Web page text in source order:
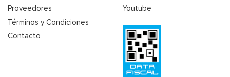
Proveedores
Términos y Condiciones
Contacto
Youtube